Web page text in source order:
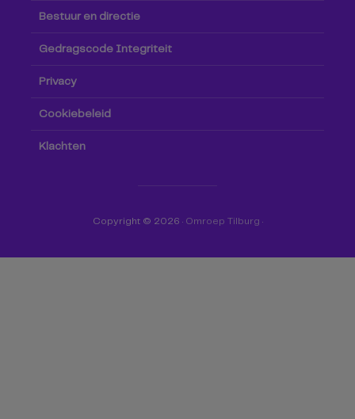
Bestuur en directie
Gedragscode Integriteit
Privacy
Cookiebeleid
Klachten
Copyright © 2026 · Omroep Tilburg ·